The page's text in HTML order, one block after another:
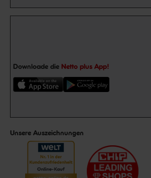
Downloade die Netto plus App!
Unsere Auszeichnungen